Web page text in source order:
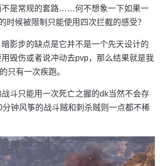
不是常规的套路……何不想象一下如果一
时候被限制只能使用四次拦截的感受？
影步的缺点是它并不是一个先天设计的
毁伤或者说冲动去pvp，那么结果就是我
只有一次疾跑。
斗只能用一次死亡之握的dk当然不会存
钟风筝的战斗贼和刺杀贼则一点都不稀